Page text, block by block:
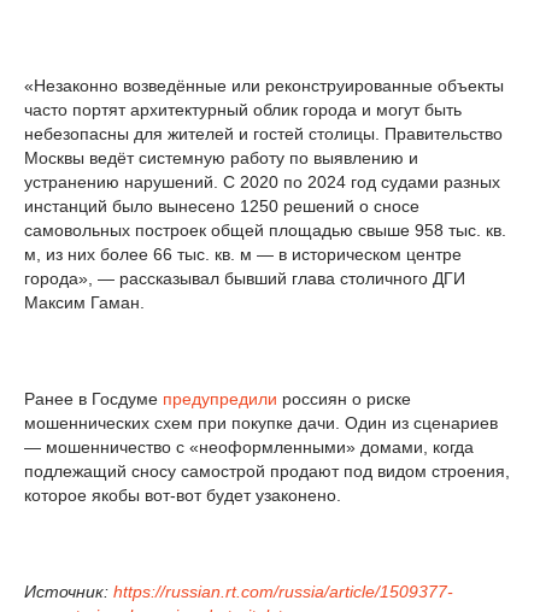
«Незаконно возведённые или реконструированные объекты
часто портят архитектурный облик города и могут быть
небезопасны для жителей и гостей столицы. Правительство
Москвы ведёт системную работу по выявлению и
устранению нарушений. С 2020 по 2024 год судами разных
инстанций было вынесено 1250 решений о сносе
самовольных построек общей площадью свыше 958 тыс. кв.
м, из них более 66 тыс. кв. м — в историческом центре
города», — рассказывал бывший глава столичного ДГИ
Максим Гаман.
Ранее в Госдуме предупредили россиян о риске
мошеннических схем при покупке дачи. Один из сценариев
— мошенничество с «неоформленными» домами, когда
подлежащий сносу самострой продают под видом строения,
которое якобы вот-вот будет узаконено.
Источник: https://russian.rt.com/russia/article/1509377-